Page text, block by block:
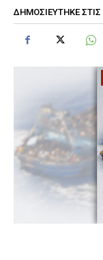
ΔΗΜΟΣΙΕΎΤΗΚΕ ΣΤΙΣ